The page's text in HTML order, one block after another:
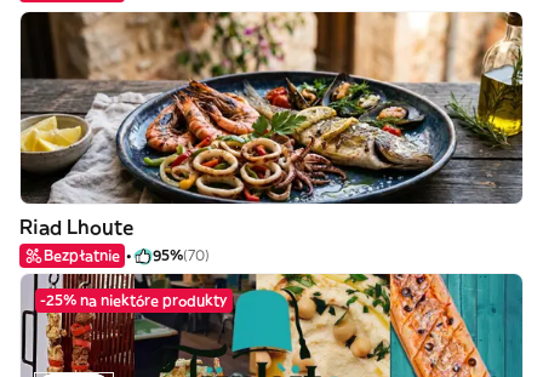
Riad Lhoute
Bezpłatnie 95%(70)
-25% na niektóre produkty